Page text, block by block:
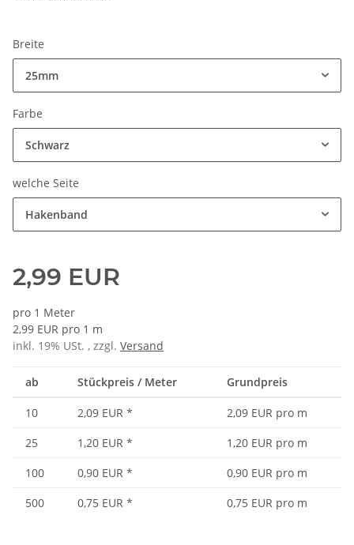
Breite
25mm
Farbe
Schwarz
welche Seite
Hakenband
2,99 EUR
pro 1 Meter
2,99 EUR pro 1 m
inkl. 19% USt. , zzgl. Versand
ab Stückpreis / Meter Grundpreis
10 2,09 EUR *
2,09 EUR pro m
25
1,20 EUR *
1,20 EUR pro m
100
0,90 EUR *
0,90 EUR pro m
500
0,75 EUR * 0,75 EUR pro m